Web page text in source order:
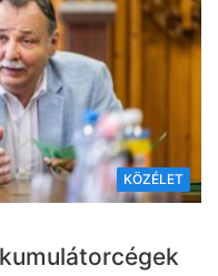
KÖZÉLET